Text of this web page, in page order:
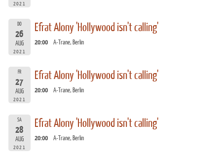
2021
DO
26
AUG
2021
Efrat Alony 'Hollywood isn't calling'
20:00 A-Trane, Berlin
FR
27
AUG
2021
Efrat Alony 'Hollywood isn't calling'
20:00 A-Trane, Berlin
SA
28
AUG
2021
Efrat Alony 'Hollywood isn't calling'
20:00 A-Trane, Berlin